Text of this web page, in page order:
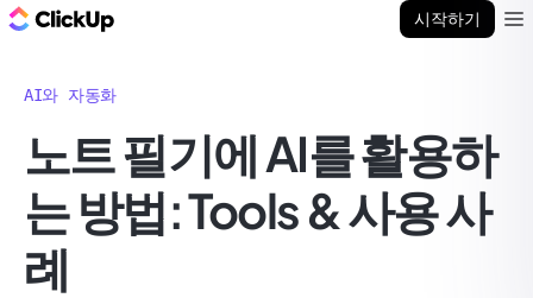
시작하기
AI와 자동화
노트 필기에 AI를 활용하
는 방법: Tools & 사용 사
례